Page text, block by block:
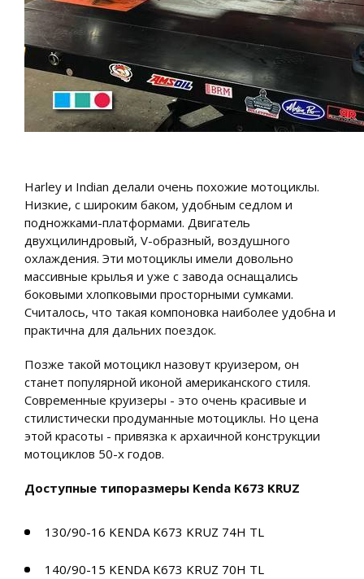
Harley и Indian делали очень похожие мотоциклы.
Низкие, с широким баком, удобным седлом и
подножками-платформами. Двигатель
двухцилиндровый, V-образный, воздушного
охлаждения. Эти мотоциклы имели довольно
массивные крылья и уже с завода оснащались
боковыми хлопковыми просторными сумками.
Считалось, что такая компоновка наиболее удобна и
практична для дальних поездок.
Позже такой мотоцикл назовут круизером, он
станет популярной иконой американского стиля.
Современные круизеры - это очень красивые и
стилистически продуманные мотоциклы. Но цена
этой красоты - привязка к архаичной конструкции
мотоциклов 50-х годов.
Доступные типоразмеры Kenda K673 KRUZ
130/90-16 KENDA K673 KRUZ 74H TL
140/90-15 KENDA K673 KRUZ 70H TL